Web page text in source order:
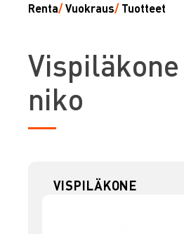
Renta/Vuokraus/ Tuotteet
Vispiläkone
niko
VISPILÄKONE